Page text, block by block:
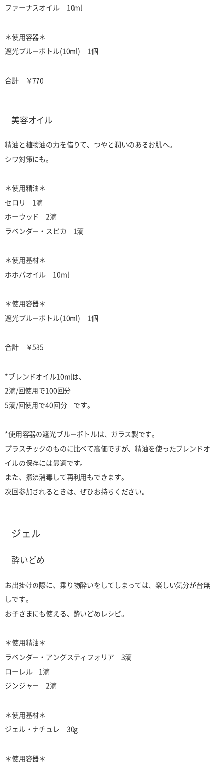
ファーナスオイル 10ml
＊使用容器＊
遮光ブルーボトル(10ml) 1個
合計 ￥770
美容オイル
精油と植物油の力を借りて、つやと潤いのあるお肌へ。
シワ対策にも。
＊使用精油＊
セロリ 1滴
ホーウッド 2滴
ラベンダー・スピカ 1滴
＊使用基材＊
ホホバオイル 10ml
＊使用容器＊
遮光ブルーボトル(10ml) 1個
合計 ￥585
*ブレンドオイル10mlは、
2滴/回使用で100回分
5滴/回使用で40回分 です。
*使用容器の遮光ブルーボトルは、ガラス製です。
プラスチックのものに比べて高価ですが、精油を使ったブレンドオ
イルの保存には最適です。
また、煮沸消毒して再利用もできます。
次回参加されるときは、ぜひお持ちください。
ジェル
酔いどめ
お出掛けの際に、乗り物酔いをしてしまっては、楽しい気分が台無
しです。
お子さまにも使える、酔いどめレシピ。
＊使用精油＊
ラベンダー・アングスティフォリア 3滴
ローレル 1滴
ジンジャー 2滴
＊使用基材＊
ジェル・ナチュレ 30g
＊使用容器＊